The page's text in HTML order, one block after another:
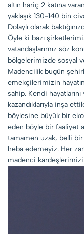
altın hariç 2 katına
yaklaşık 130-140 bin
Dolaylı olarak
Öyle ki bazı
vatandaşlarımız söz
bölgelerimizde sosyal
Madencilik bugün
emekçilerimizin
sahip. Kendi hayatlarını
kazandıklarıyla inşa
böylesine büyük bir
eden böyle bir faaliyet
tamamen uzak, belli bir
heba edemeyiz. Her
madenci